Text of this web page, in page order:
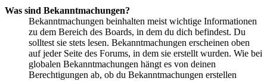
Was sind Bekanntmachungen?
Bekanntmachungen beinhalten meist wichtige Informationen
zu dem Bereich des Boards, in dem du dich befindest. Du
solltest sie stets lesen. Bekanntmachungen erscheinen oben
auf jeder Seite des Forums, in dem sie erstellt wurden. Wie bei
globalen Bekanntmachungen hängt es von deinen
Berechtigungen ab, ob du Bekanntmachungen erstellen